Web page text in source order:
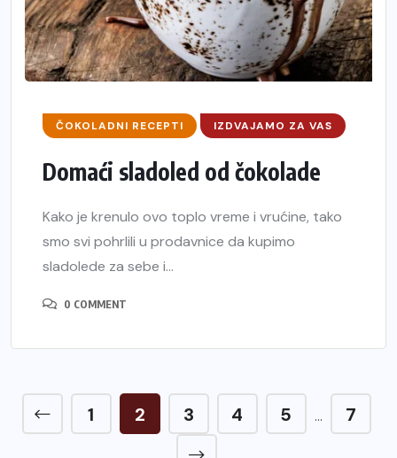
ČOKOLADNI RECEPTI IZDVAJAMO ZA VAS
Domaći sladoled od čokolade
Kako je krenulo ovo toplo vreme i vrućine, tako
smo svi pohrlili u prodavnice da kupimo
sladolede za sebe i...
0 COMMENT
1 2 3 4 5 … 7